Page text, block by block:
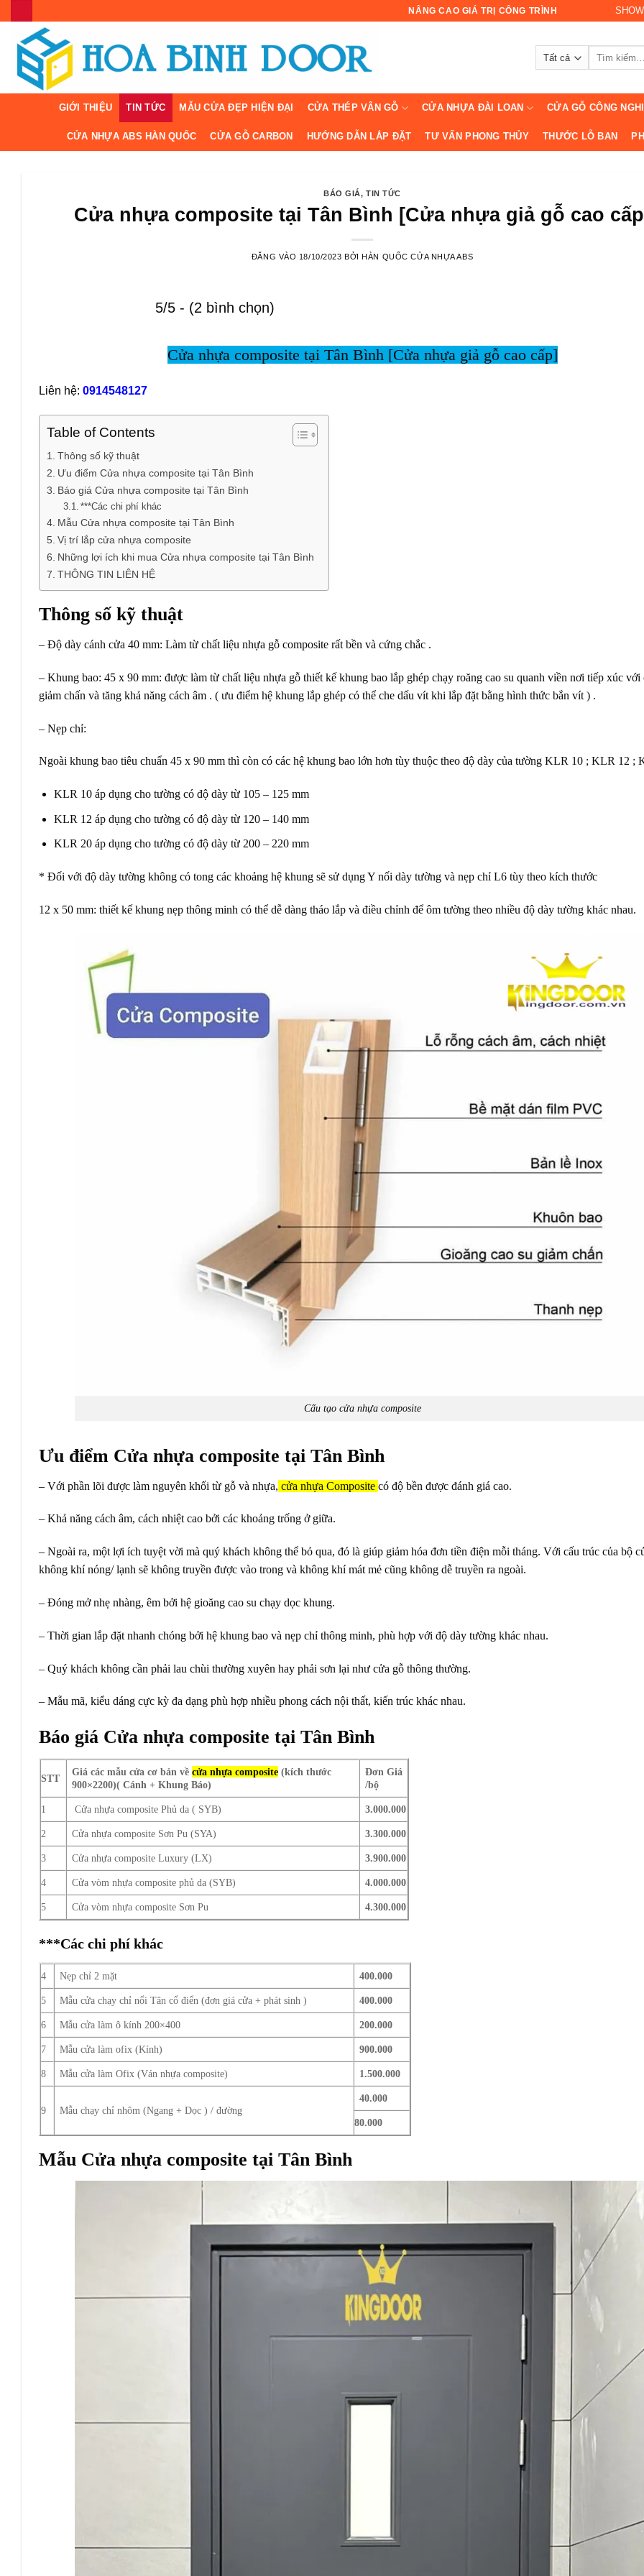
dung
NÂNG CAO GIÁ TRỊ CÔNG TRÌNH
GIỚI THIỆU TIN TỨC MẪU CỬA ĐẸP HIỆN ĐẠI CỬA THÉP VÂN GỖ CỬA NHỰA ĐÀI LOAN CỬA GỖ CÔNG
CỬA NHỰA ABS HÀN QUỐC CỬA GỖ CARBON HƯỚNG DẪN LẮP ĐẶT TƯ VẤN PHONG THỦY THƯỚC LỖ BAN
BÁO GIÁ,TIN TỨC
Cửa nhựa composite tại Tân Bình [Cửa nhựa giả gỗ cao
ĐĂNG VÀO 18/10/2023 BỞIHÀN QUỐC CỬA NHỰA ABS
5/5 - (2 bình chọn)
Cửa nhựa composite tại Tân Bình [Cửa nhựa giả gỗ cao cấp]
Liên hệ: 0914548127
Table of Contents
Thông số kỹ thuật
Ưu điểm Cửa nhựa composite tại Tân Bình
Báo giá Cửa nhựa composite tại Tân Bình
***Các chi phí khác
Mẫu Cửa nhựa composite tại Tân Bình
Vị trí lắp cửa nhựa composite
Những lợi ích khi mua Cửa nhựa composite tại Tân Bình
THÔNG TIN LIÊN HỆ
Thông số kỹ thuật
– Độ dày cánh cửa 40 mm: Làm từ chất liệu nhựa gỗ composite rất bền và cứng chắc .
– Khung bao: 45 x 90 mm: được làm từ chất liệu nhựa gỗ thiết kế khung bao lắp ghép chạy roăng cao su quanh viền nơi tiếp xúc với
giảm chấn và tăng khả năng cách âm . ( ưu điểm hệ khung lắp ghép có thể che dấu vít khi lắp đặt bằng hình thức bắn vít ) .
– Nẹp chỉ:
Ngoài khung bao tiêu chuẩn 45 x 90 mm thì còn có các hệ khung bao lớn hơn tùy thuộc theo độ dày của tường KLR 10 ; KLR 12 ;
KLR 10 áp dụng cho tường có độ dày từ 105 – 125 mm
KLR 12 áp dụng cho tường có độ dày từ 120 – 140 mm
KLR 20 áp dụng cho tường có độ dày từ 200 – 220 mm
* Đối với độ dày tường không có tong các khoảng hệ khung sẽ sử dụng Y nối dày tường và nẹp chỉ L6 tùy theo kích thước
12 x 50 mm: thiết kế khung nẹp thông minh có thể dễ dàng tháo lắp và điều chỉnh để ôm tường theo nhiều độ dày tường khác nhau.
Cấu tạo cửa nhựa composite
Ưu điểm Cửa nhựa composite tại Tân Bình
– Với phần lõi được làm nguyên khối từ gỗ và nhựa, cửa nhựa Composite có độ bền được đánh giá cao.
– Khả năng cách âm, cách nhiệt cao bởi các khoảng trống ở giữa.
– Ngoài ra, một lợi ích tuyệt vời mà quý khách không thể bỏ qua, đó là giúp giảm hóa đơn tiền điện mỗi tháng. Với cấu trúc của bộ
không khí nóng/ lạnh sẽ không truyền được vào trong và không khí mát mẻ cũng không dễ truyền ra ngoài.
– Đóng mở nhẹ nhàng, êm bởi hệ gioăng cao su chạy dọc khung.
– Thời gian lắp đặt nhanh chóng bởi hệ khung bao và nẹp chỉ thông minh, phù hợp với độ dày tường khác nhau.
– Quý khách không cần phải lau chùi thường xuyên hay phải sơn lại như cửa gỗ thông thường.
– Mẫu mã, kiểu dáng cực kỳ đa dạng phù hợp nhiều phong cách nội thất, kiến trúc khác nhau.
Báo giá Cửa nhựa composite tại Tân Bình
STT
Giá các mẫu cửa cơ bản vềcửa nhựa composite (kích thước
900×2200)( Cánh + Khung Báo)
Đơn Giá
/bộ
1 Cửa nhựa composite Phủ da ( SYB) 3.000.000
2 Cửa nhựa composite Sơn Pu (SYA) 3.300.000
3 Cửa nhựa composite Luxury (LX) 3.900.000
4 Cửa vòm nhựa composite phủ da (SYB) 4.000.000
5 Cửa vòm nhựa composite Sơn Pu 4.300.000
***Các chi phí khác
4 Nẹp chỉ 2 mặt 400.000
5 Mẫu cửa chạy chỉ nổi Tân cổ điển (đơn giá cửa + phát sinh ) 400.000
6 Mẫu cửa làm ô kính 200×400 200.000
7 Mẫu cửa làm ofix (Kính) 900.000
8 Mẫu cửa làm Ofix (Ván nhựa composite) 1.500.000
9 Mẫu chạy chỉ nhôm (Ngang + Dọc ) / đường
40.000
80.000
Mẫu Cửa nhựa composite tại Tân Bình